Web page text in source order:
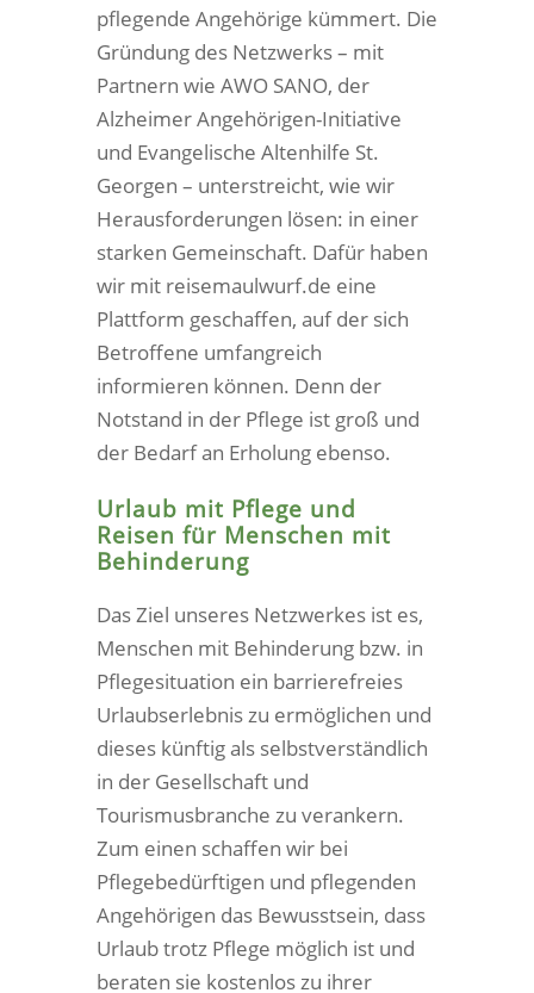
pflegende Angehörige kümmert. Die
Gründung des Netzwerks – mit
Partnern wie AWO SANO, der
Alzheimer Angehörigen-Initiative
und Evangelische Altenhilfe St.
Georgen – unterstreicht, wie wir
Herausforderungen lösen: in einer
starken Gemeinschaft. Dafür haben
wir mit reisemaulwurf.de eine
Plattform geschaffen, auf der sich
Betroffene umfangreich
informieren können. Denn der
Notstand in der Pflege ist groß und
der Bedarf an Erholung ebenso.
Urlaub mit Pflege und
Reisen für Menschen mit
Behinderung
Das Ziel unseres Netzwerkes ist es,
Menschen mit Behinderung bzw. in
Pflegesituation ein barrierefreies
Urlaubserlebnis zu ermöglichen und
dieses künftig als selbstverständlich
in der Gesellschaft und
Tourismusbranche zu verankern.
Zum einen schaffen wir bei
Pflegebedürftigen und pflegenden
Angehörigen das Bewusstsein, dass
Urlaub trotz Pflege möglich ist und
beraten sie kostenlos zu ihrer